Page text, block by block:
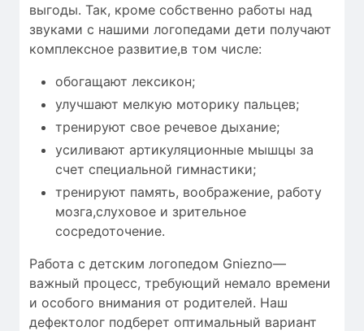
выгоды. Так, кроме собственно работы над
звуками с нашими логопедами дети получают
комплексное развитие,в том числе:
обогащают лексикон;
улучшают мелкую моторику пальцев;
тренируют свое речевое дыхание;
усиливают артикуляционные мышцы за
счет специальной гимнастики;
тренируют память, воображение, работу
мозга,слуховое и зрительное
сосредоточение.
Работа с детским логопедом Gniezno—
важный процесс, требующий немало времени
и особого внимания от родителей. Наш
дефектолог подберет оптимальный вариант